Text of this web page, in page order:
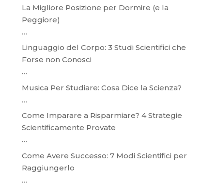
La Migliore Posizione per Dormire (e la
Peggiore)
…
Linguaggio del Corpo: 3 Studi Scientifici che
Forse non Conosci
…
Musica Per Studiare: Cosa Dice la Scienza?
…
Come Imparare a Risparmiare? 4 Strategie
Scientificamente Provate
…
Come Avere Successo: 7 Modi Scientifici per
Raggiungerlo
…